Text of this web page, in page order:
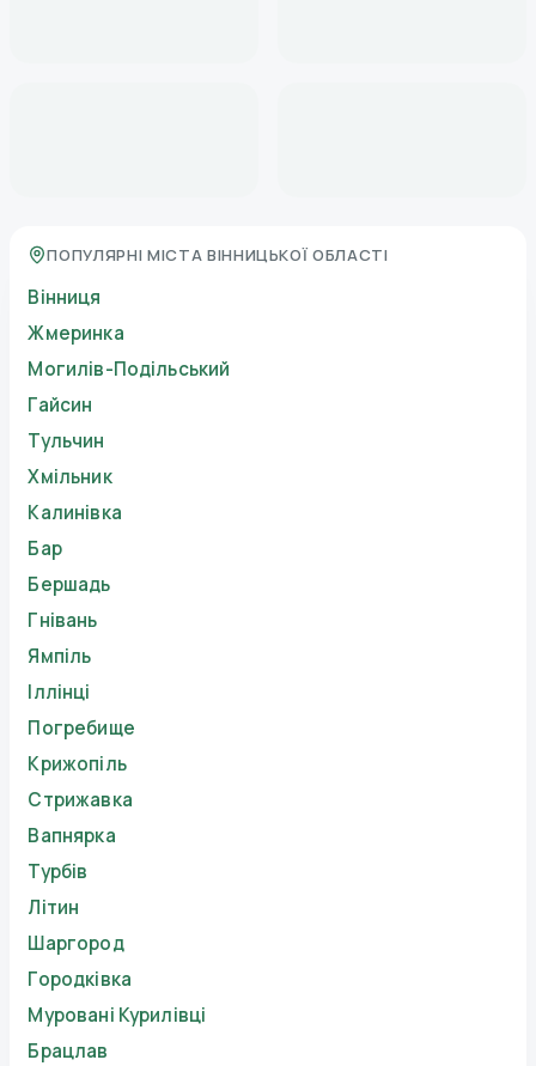
ПОПУЛЯРНІ МІСТА ВІННИЦЬКОЇ ОБЛАСТІ
Вінниця
Жмеринка
Могилів-Подільський
Гайсин
Тульчин
Хмільник
Калинівка
Бар
Бершадь
Гнівань
Ямпіль
Іллінці
Погребище
Крижопіль
Стрижавка
Вапнярка
Турбів
Літин
Шаргород
Городківка
Муровані Курилівці
Брацлав